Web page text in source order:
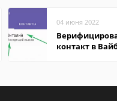
04 июня 2022
контакт в